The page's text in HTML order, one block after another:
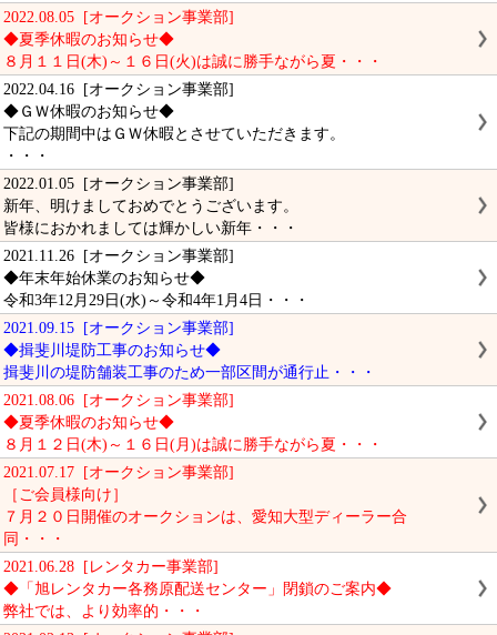
2022.08.05 [オークション事業部]
◆夏季休暇のお知らせ◆
８月１１日(木)～１６日(火)は誠に勝手ながら夏・・・
2022.04.16 [オークション事業部]
◆ＧＷ休暇のお知らせ◆
下記の期間中はＧＷ休暇とさせていただきます。
・・・
2022.01.05 [オークション事業部]
新年、明けましておめでとうございます。
皆様におかれましては輝かしい新年・・・
2021.11.26 [オークション事業部]
◆年末年始休業のお知らせ◆
令和3年12月29日(水)～令和4年1月4日・・・
2021.09.15 [オークション事業部]
◆揖斐川堤防工事のお知らせ◆
揖斐川の堤防舗装工事のため一部区間が通行止・・・
2021.08.06 [オークション事業部]
◆夏季休暇のお知らせ◆
８月１２日(木)～１６日(月)は誠に勝手ながら夏・・・
2021.07.17 [オークション事業部]
［ご会員様向け］
７月２０日開催のオークションは、愛知大型ディーラー合
同・・・
2021.06.28 [レンタカー事業部]
◆「旭レンタカー各務原配送センター」閉鎖のご案内◆
弊社では、より効率的・・・